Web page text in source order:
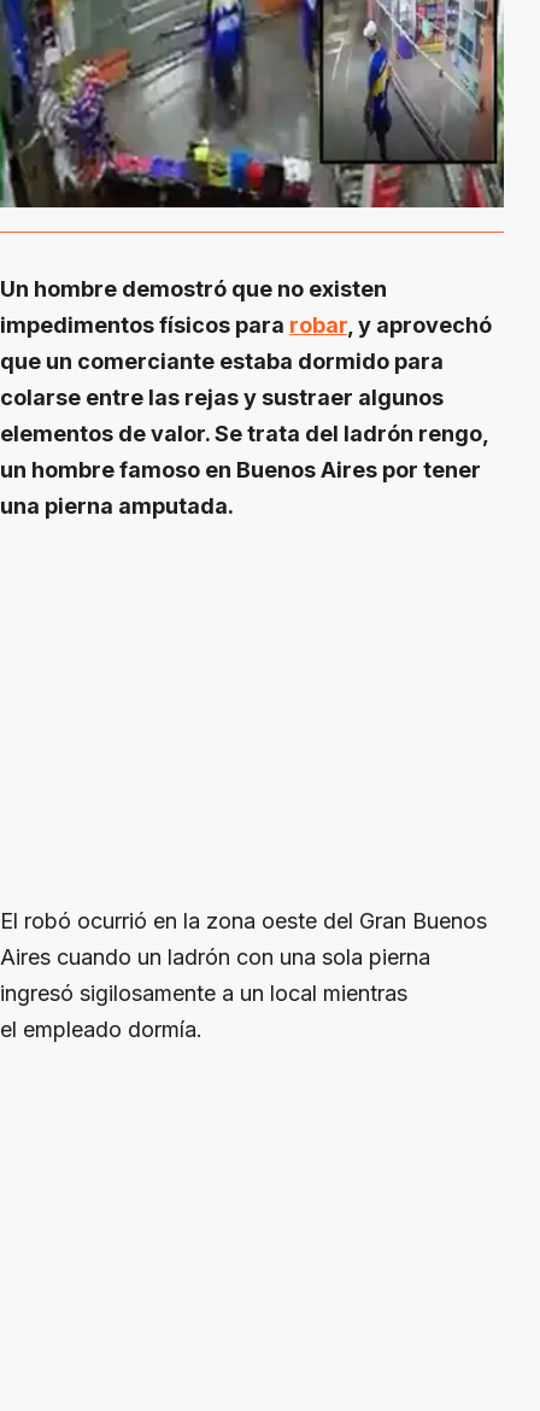
Un hombre demostró que no existen
impedimentos físicos para robar, y aprovechó
que un comerciante estaba dormido para
colarse entre las rejas y sustraer algunos
elementos de valor. Se trata del ladrón rengo,
un hombre famoso en Buenos Aires por tener
una pierna amputada.
El robó ocurrió en la zona oeste del Gran Buenos
Aires cuando un ladrón con una sola pierna
ingresó sigilosamente a un local mientras
el empleado dormía.